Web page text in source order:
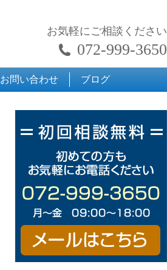
お気軽にご相談ください
072-999-3650
お問い合わせ ブログ